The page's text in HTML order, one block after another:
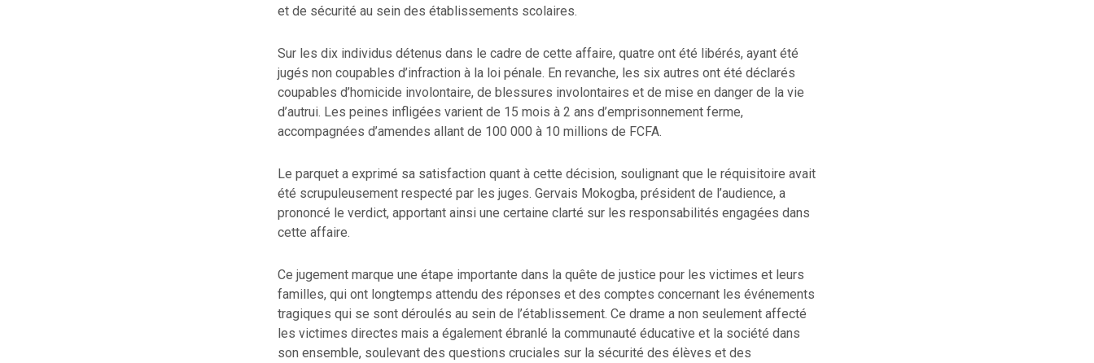
et de sécurité au sein des établissements scolaires.
Sur les dix individus détenus dans le cadre de cette affaire, quatre ont été libérés, ayant été
jugés non coupables d’infraction à la loi pénale. En revanche, les six autres ont été déclarés
coupables d’homicide involontaire, de blessures involontaires et de mise en danger de la vie
d’autrui. Les peines infligées varient de 15 mois à 2 ans d’emprisonnement ferme,
accompagnées d’amendes allant de 100 000 à 10 millions de FCFA.
Le parquet a exprimé sa satisfaction quant à cette décision, soulignant que le réquisitoire avait
été scrupuleusement respecté par les juges. Gervais Mokogba, président de l’audience, a
prononcé le verdict, apportant ainsi une certaine clarté sur les responsabilités engagées dans
cette affaire.
Ce jugement marque une étape importante dans la quête de justice pour les victimes et leurs
familles, qui ont longtemps attendu des réponses et des comptes concernant les événements
tragiques qui se sont déroulés au sein de l’établissement. Ce drame a non seulement affecté
les victimes directes mais a également ébranlé la communauté éducative et la société dans
son ensemble, soulevant des questions cruciales sur la sécurité des élèves et des